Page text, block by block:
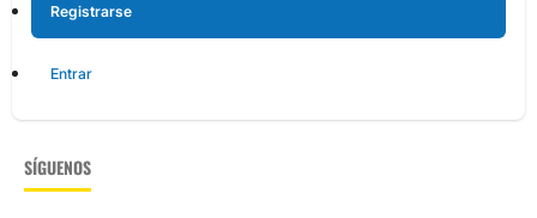
Registrarse
Entrar
SÍGUENOS